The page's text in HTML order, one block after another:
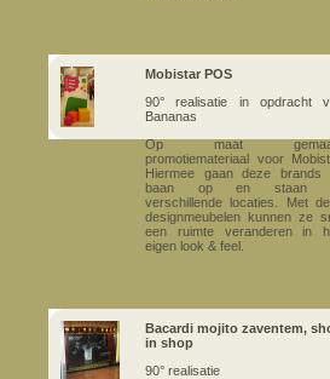
Mobistar POS
90° realisatie in opdracht
Bananas
Op maat
promotiemateriaal voor
Hiermee gaan deze brands
baan op en staan
verschillende locaties. Met
designmeubelen kunnen ze
een ruimte veranderen in
eigen look & feel.
Bacardi mojito zaventem,
in shop
90° realisatie